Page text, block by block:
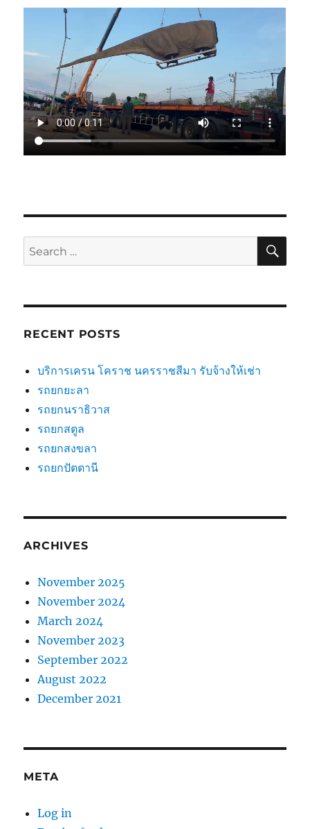
Search
for:
RECENT POSTS
บริการเครน โคราช นครราชสีมา รับจ้างให้เช่า
รถยกยะลา
รถยกนราธิวาส
รถยกสตูล
รถยกสงขลา
รถยกปัตตานี
ARCHIVES
November 2025
November 2024
March 2024
November 2023
September 2022
August 2022
December 2021
META
Log in